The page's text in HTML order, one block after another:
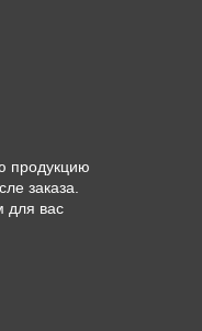
продукцию
заказа.
для вас